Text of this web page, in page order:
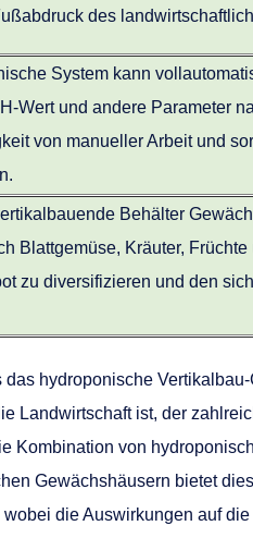
des
System kann
Wert und andere Parameter
von manueller Arbeit und
Behälter
Blattgemüse, Kräuter,
zu diversifizieren und den
hydroponische
Landwirtschaft ist, der
Kombination von
Gewächshäusern bietet
die Auswirkungen auf